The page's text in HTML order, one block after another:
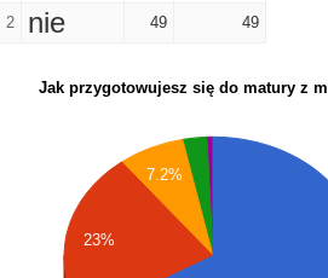
2 nie 49 49
Jak przygotowujesz się do matury z
7.2%
23%